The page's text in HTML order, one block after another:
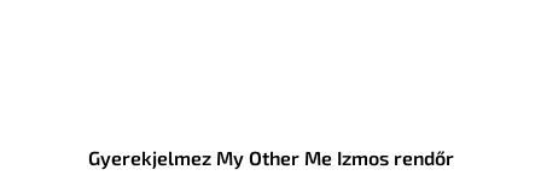
Gyerekjelmez My Other Me Izmos rendőr